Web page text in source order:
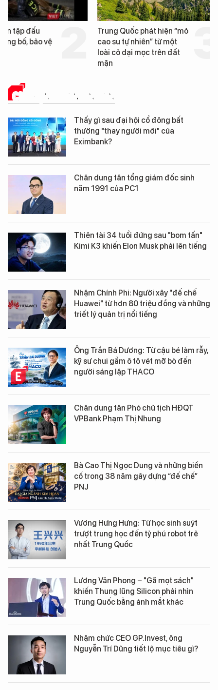
Trung Quốc phát hiện “mỏ
cao su tự nhiên” từ một
Loạt dự án bất động
Đà Nẵng sắp bị kiểm
CHUYỆN DOANH NHÂN
Thấy gì sau đại hội cổ đông bất
thường "thay người mới" của
Eximbank?
Chân dung tân tổng giám đốc sinh
năm 1991 của PC1
Thiên tài 34 tuổi đứng sau "bom tấn"
Kimi K3 khiến Elon Musk phải lên tiếng
Nhậm Chính Phi: Người xây "đế chế
Huawei" từ hơn 80 triệu đồng và những
triết lý quản trị nổi tiếng
Ông Trần Bá Dương: Từ cậu bé làm rẫy,
kỹ sư chui gầm ô tô vét mỡ bò đến
người sáng lập THACO
Chân dung tân Phó chủ tịch HĐQT
VPBank Phạm Thị Nhung
Bà Cao Thị Ngọc Dung và những biến
cố trong 38 năm gây dựng “đế chế”
PNJ
Vương Hưng Hưng: Từ học sinh suýt
trượt trung học đến tỷ phú robot trẻ
nhất Trung Quốc
Lương Văn Phong – "Gã mọt sách"
khiến Thung lũng Silicon phải nhìn
Trung Quốc bằng ánh mắt khác
Nhậm chức CEO GP.Invest, ông
Nguyễn Trí Dũng tiết lộ mục tiêu gì?